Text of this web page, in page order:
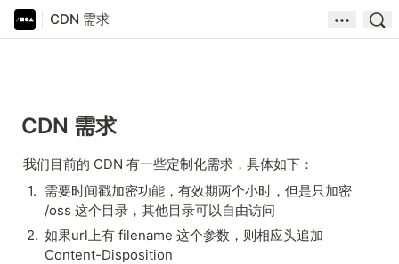
CDN 需求
CDN 需求
我们目前的 CDN 有一些定制化需求，具体如下：
1. 需要时间戳加密功能，有效期两个小时，但是只加密
/oss 这个目录，其他目录可以自由访问
2. 如果url上有 filename 这个参数，则相应头追加
Content-Disposition